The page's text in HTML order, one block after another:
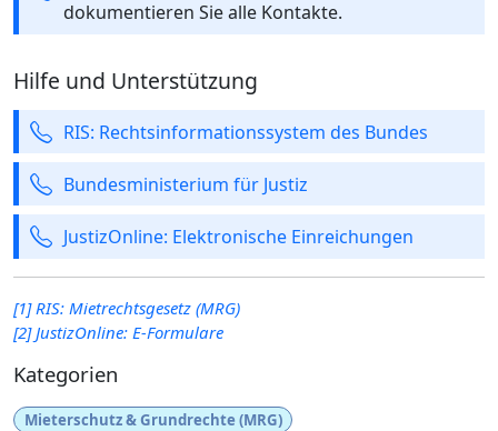
dokumentieren Sie alle Kontakte.
Hilfe und Unterstützung
RIS: Rechtsinformationssystem des Bundes
Bundesministerium für Justiz
JustizOnline: Elektronische Einreichungen
[1] RIS: Mietrechtsgesetz (MRG)
[2] JustizOnline: E-Formulare
Kategorien
Mieterschutz & Grundrechte (MRG)